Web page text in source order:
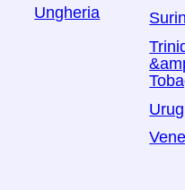
Ungheria